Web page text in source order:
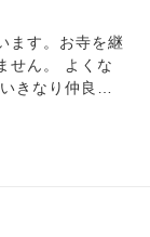
ざ覗いて、ス
ょっと気持ち悪
せんが、この
に委ねてもらえ
？ 特に前坊は
（ちょっと物忘
けください。
れたのです。
間の家賃で数百
に伺った際は
したら彼のお寺
はあまり相応し
す。 お恥
ます。お寺を継
せん。 よくな
きなり仲良く
ている自覚もあ
少ないとも思い
実家とお寺の